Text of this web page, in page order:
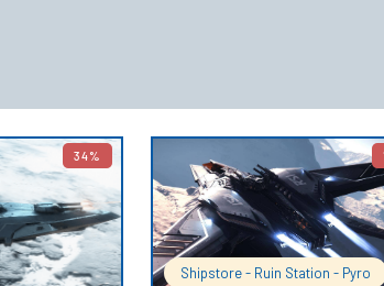
34%
IN DEN WARENKORB
Shipstore - Ruin Station - Pyro
IN DEN